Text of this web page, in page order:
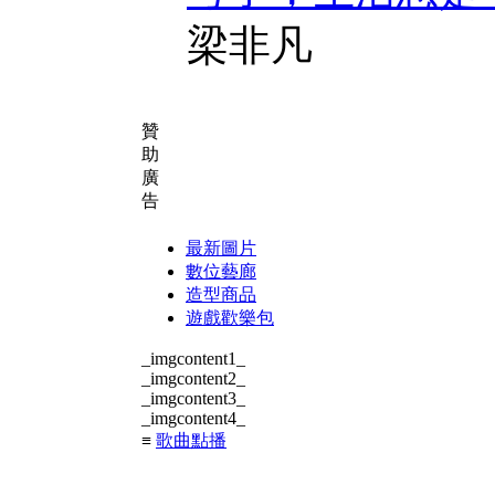
梁非凡
贊
助
廣
告
最新圖片
數位藝廊
造型商品
遊戲歡樂包
_imgcontent1_
_imgcontent2_
_imgcontent3_
_imgcontent4_
≡ 歌曲點播